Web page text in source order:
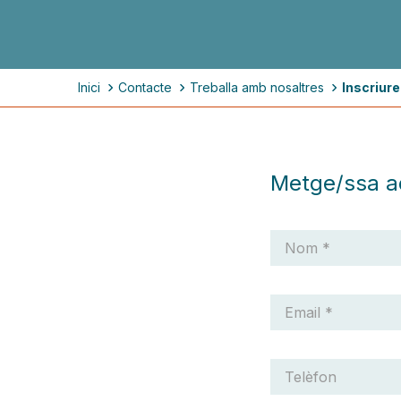
d'ariadna
Inici Contacte Treballa amb nosaltres